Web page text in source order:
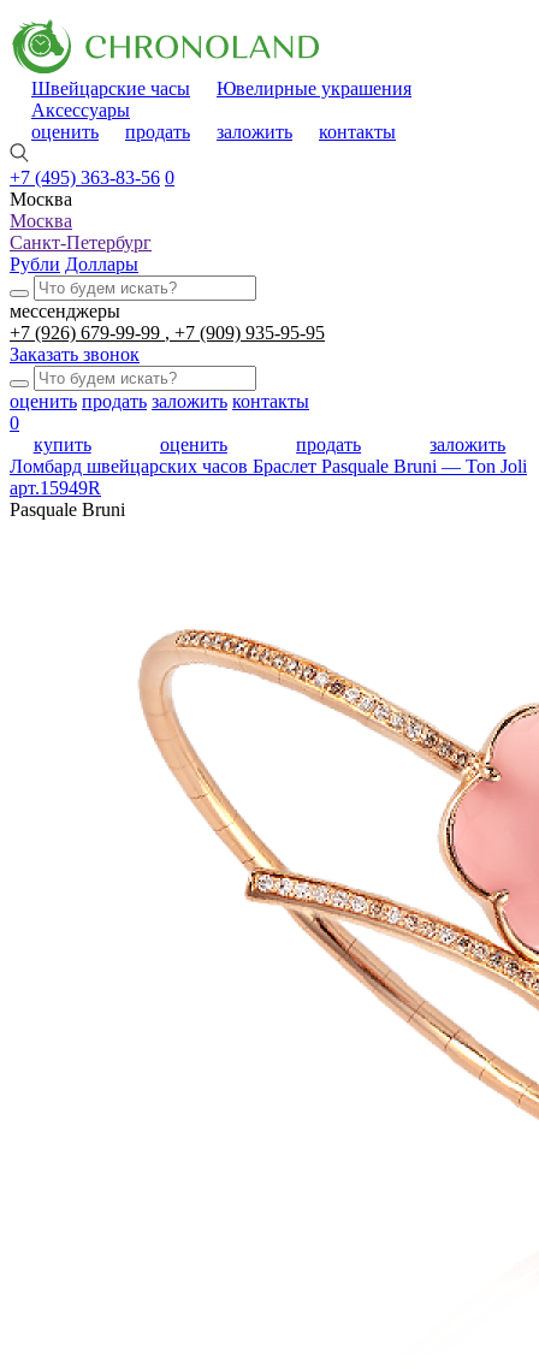
Швейцарские часы
Ювелирные украшения
Аксессуары
оценить
продать заложить контакты
+7 (495) 363-83-56 0
Москва
Москва
Санкт-Петербург
Рубли Доллары
мессенджеры
+7 (926) 679-99-99
+7 (909) 935-95-95
Заказать звонок
оценить продать заложить контакты
0
купить
оценить продать
заложить
Ломбард швейцарских часов Браслет Pasquale Bruni — Ton Joli
арт.15949R
Pasquale Bruni